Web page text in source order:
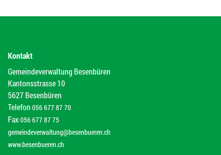
Kontakt
Gemeindeverwaltung Besenbüren
Kantonsstrasse 10
5627 Besenbüren
Telefon 056 677 87 70
Fax056 677 87 75
gemeindeverwaltung@besenbueren.ch
www.besenbueren.ch